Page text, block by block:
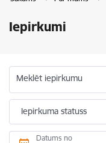
Iepirkumi
Meklēt iepirkumu
Iepirkuma statuss
Datums no